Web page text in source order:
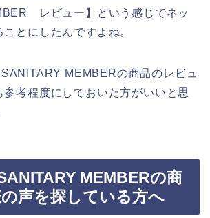
レビュー】という感じでネッ
ことにしたんですよね。
MEMBERの商品のレビュ
参考程度にしておいた方がいいと思
MEMBERの商
声を探している方へ